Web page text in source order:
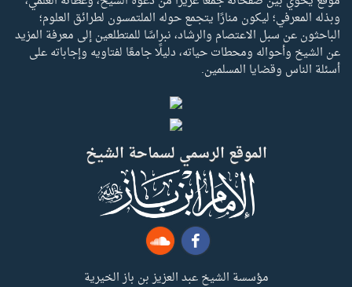
وبذله المعرفي؛ ليكون منارًا يتجمع حوله الملتمسون لطرائق العلوم؛
الباحثون عن سبل الاعتصام والرشاد، نبراسًا للمتطلعين إلى معرفة المزيد
عن الشيخ وأحواله ومحطات حياته، دليلًا جامعًا لفتاويه وإجاباته على
أسئلة الناس وقضايا المسلمين.
الموقع الرسمي لسماحة الشيخ
مؤسسة الشيخ عبد العزيز بن باز الخيرية